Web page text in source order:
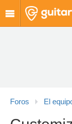
Foros El